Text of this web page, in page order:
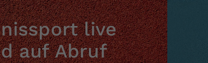
live
auf Abruf